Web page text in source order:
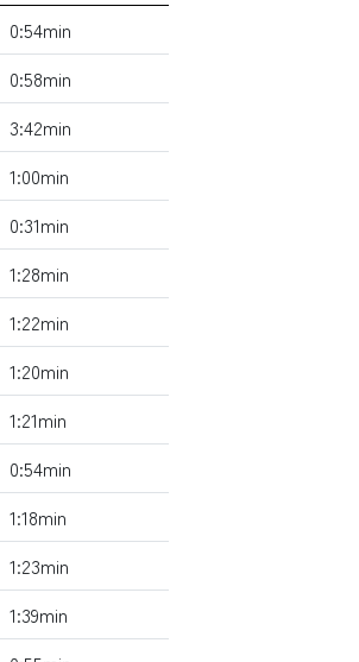
0:54min
0:58min
3:42min
1:00min
0:31min
1:28min
1:22min
1:20min
1:21min
0:54min
1:18min
1:23min
1:39min